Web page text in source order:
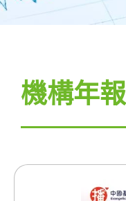
職位空缺
開心行動計劃
機構年報